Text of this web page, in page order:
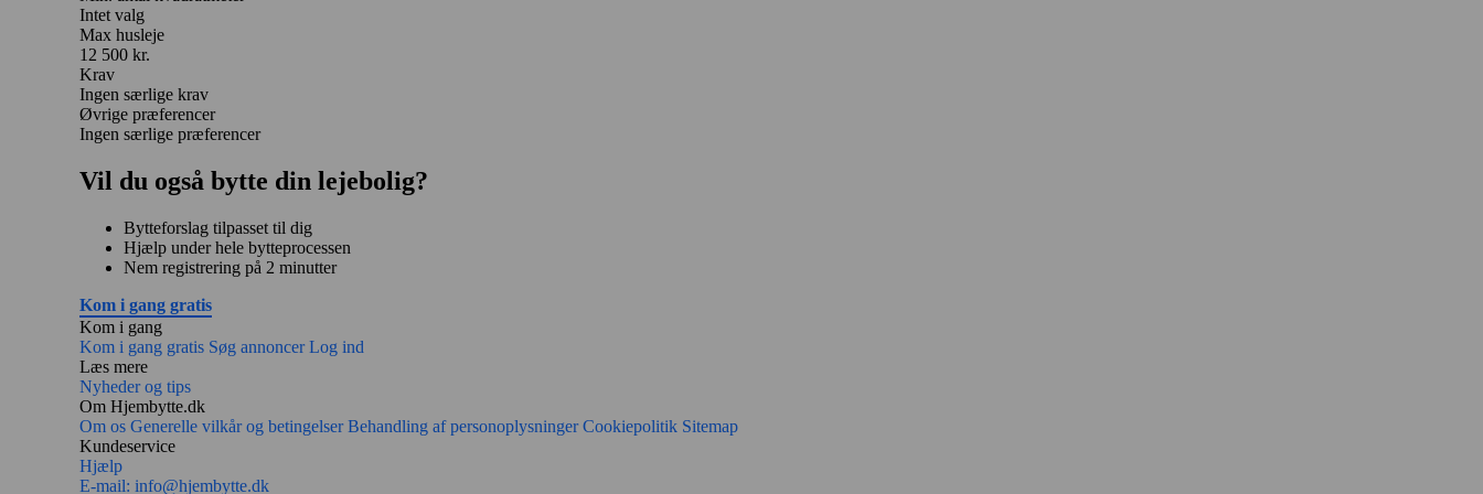
Intet valg
Max husleje
12 500 kr.
Krav
Ingen særlige krav
Øvrige præferencer
Ingen særlige præferencer
Vil du også bytte din lejebolig?
Bytteforslag tilpasset til dig
Hjælp under hele bytteprocessen
Nem registrering på 2 minutter
Kom i gang gratis
Kom i gang
Kom i gang gratis Søg annoncerLog ind
Læs mere
Nyheder og tips
Om Hjembytte.dk
Om os Generelle vilkår og betingelserBehandling af personoplysningerCookiepolitik Sitemap
Kundeservice
Hjælp
E-mail: info@hjembytte.dk